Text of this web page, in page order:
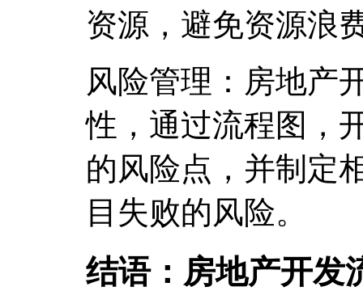
资源，避免资源浪
风险管理：房地产
性，通过流程图，
的风险点，并制定
目失败的风险。
结语：房地产开发